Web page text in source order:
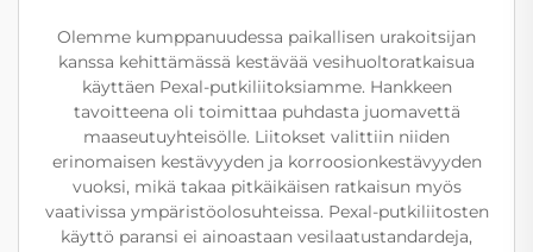
Olemme kumppanuudessa paikallisen urakoitsijan
kanssa kehittämässä kestävää vesihuoltoratkaisua
käyttäen Pexal-putkiliitoksiamme. Hankkeen
tavoitteena oli toimittaa puhdasta juomavettä
maaseutuyhteisölle. Liitokset valittiin niiden
erinomaisen kestävyyden ja korroosionkestävyyden
vuoksi, mikä takaa pitkäikäisen ratkaisun myös
vaativissa ympäristöolosuhteissa. Pexal-putkiliitosten
käyttö paransi ei ainoastaan vesilaatustandardeja,